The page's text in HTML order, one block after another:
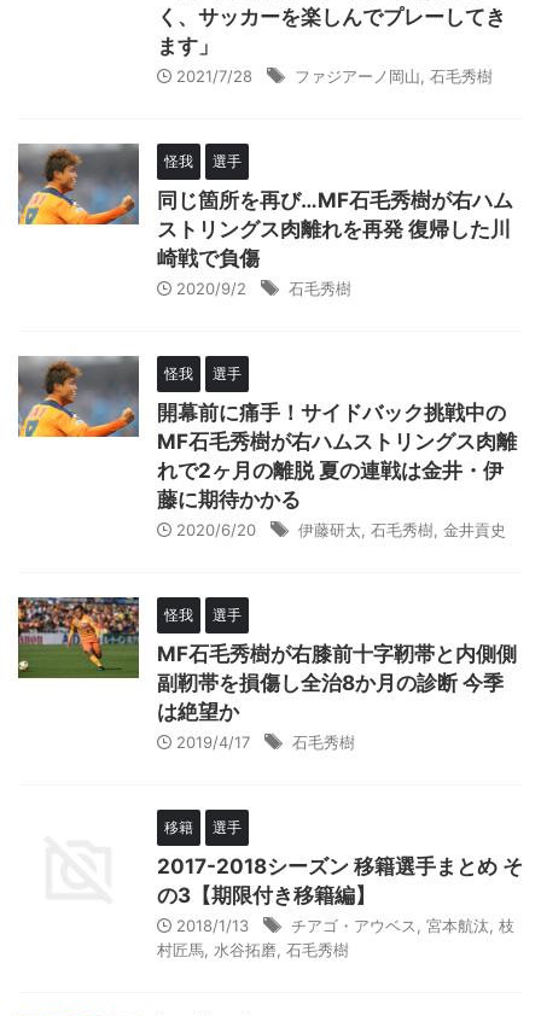
く、サッカーを楽しんでプレーしてき
ます」
2021/7/28 ファジアーノ岡山 石毛秀樹
怪我 選手
同じ箇所を再び…MF石毛秀樹が右ハム
ストリングス肉離れを再発 復帰した川
崎戦で負傷
2020/9/2 石毛秀樹
怪我 選手
開幕前に痛手！サイドバック挑戦中の
MF石毛秀樹が右ハムストリングス肉離
れで2ヶ月の離脱 夏の連戦は金井・伊
藤に期待かかる
2020/6/20 伊藤研太 石毛秀樹 金井貢史
怪我 選手
MF石毛秀樹が右膝前十字靭帯と内側側
副靭帯を損傷し全治8か月の診断 今季
は絶望か
2019/4/17 石毛秀樹
移籍 選手
2017-2018シーズン 移籍選手まとめ そ
の3【期限付き移籍編】
2018/1/13 チアゴ・アウベス 宮本航汰 枝
村匠馬 水谷拓磨 石毛秀樹